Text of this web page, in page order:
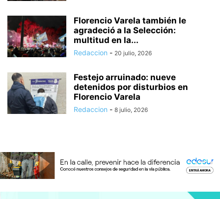
Florencio Varela también le
agradeció a la Selección:
multitud en la...
Redaccion - 20 julio, 2026
Festejo arruinado: nueve
detenidos por disturbios en
Florencio Varela
Redaccion - 8 julio, 2026